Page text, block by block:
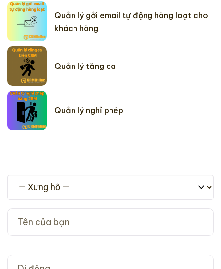
Quản lý gởi email tự động hàng loạt cho
khách hàng
Quản lý tăng ca
Quản lý nghỉ phép